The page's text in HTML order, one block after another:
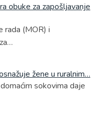
obuke za zapošljavanje
rada (MOR) i
žene u ruralnim…
sokovima daje